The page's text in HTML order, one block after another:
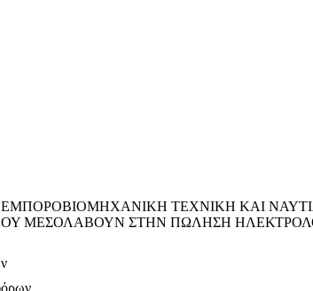
ΤΕΧΝΙΚΗ ΚΑΙ
ΜΕΣΟΛΑΒΟΥΝ ΣΤΗΝ ΠΩΛΗΣΗ